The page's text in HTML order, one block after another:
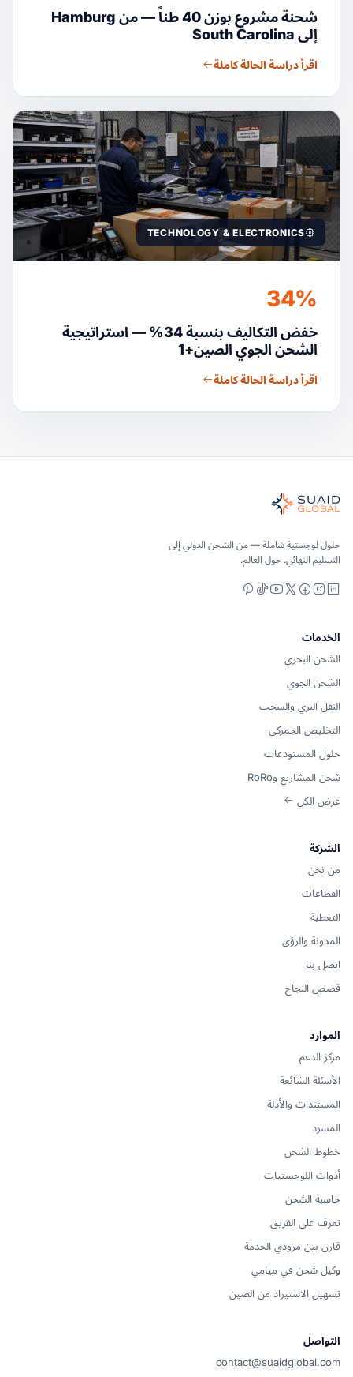
شحنة مشروع بوزن 40 طناً — من Hamburg
إلى South Carolina
اقرأ دراسة الحالة كاملة
TECHNOLOGY & ELECTRONICS
34%
خفض التكاليف بنسبة 34% — استراتيجية
الشحن الجوي الصين+1
اقرأ دراسة الحالة كاملة
منسق شحن مستقل للخدمات البحرية والجوية والأرضية والجمارك
المحيط والجو والأرض - مقارنة الناقلات بشكل محايد، ونقلها
حلول لوجستية شاملة — من الشحن الدولي إلى
التسليم النهائي. حول العالم.
LinkedIn
Instagram
Facebook
X
YouTube
TikTok
الخدمات
الشحن البحري
الشحن الجوي
النقل البري والسحب
التخليص الجمركي
حلول المستودعات
شحن المشاريع وRoRo
عرض الكل
الشركة
من نحن
القطاعات
التغطية
المدونة والرؤى
اتصل بنا
قصص النجاح
الموارد
مركز الدعم
الأسئلة الشائعة
المستندات والأدلة
المسرد
خطوط الشحن
أدوات اللوجستيات
حاسبة الشحن
تعرف على الفريق
قارن بين مزودي الخدمة
وكيل شحن في ميامي
تسهيل الاستيراد من الصين
التواصل
contact@suaidglobal.com